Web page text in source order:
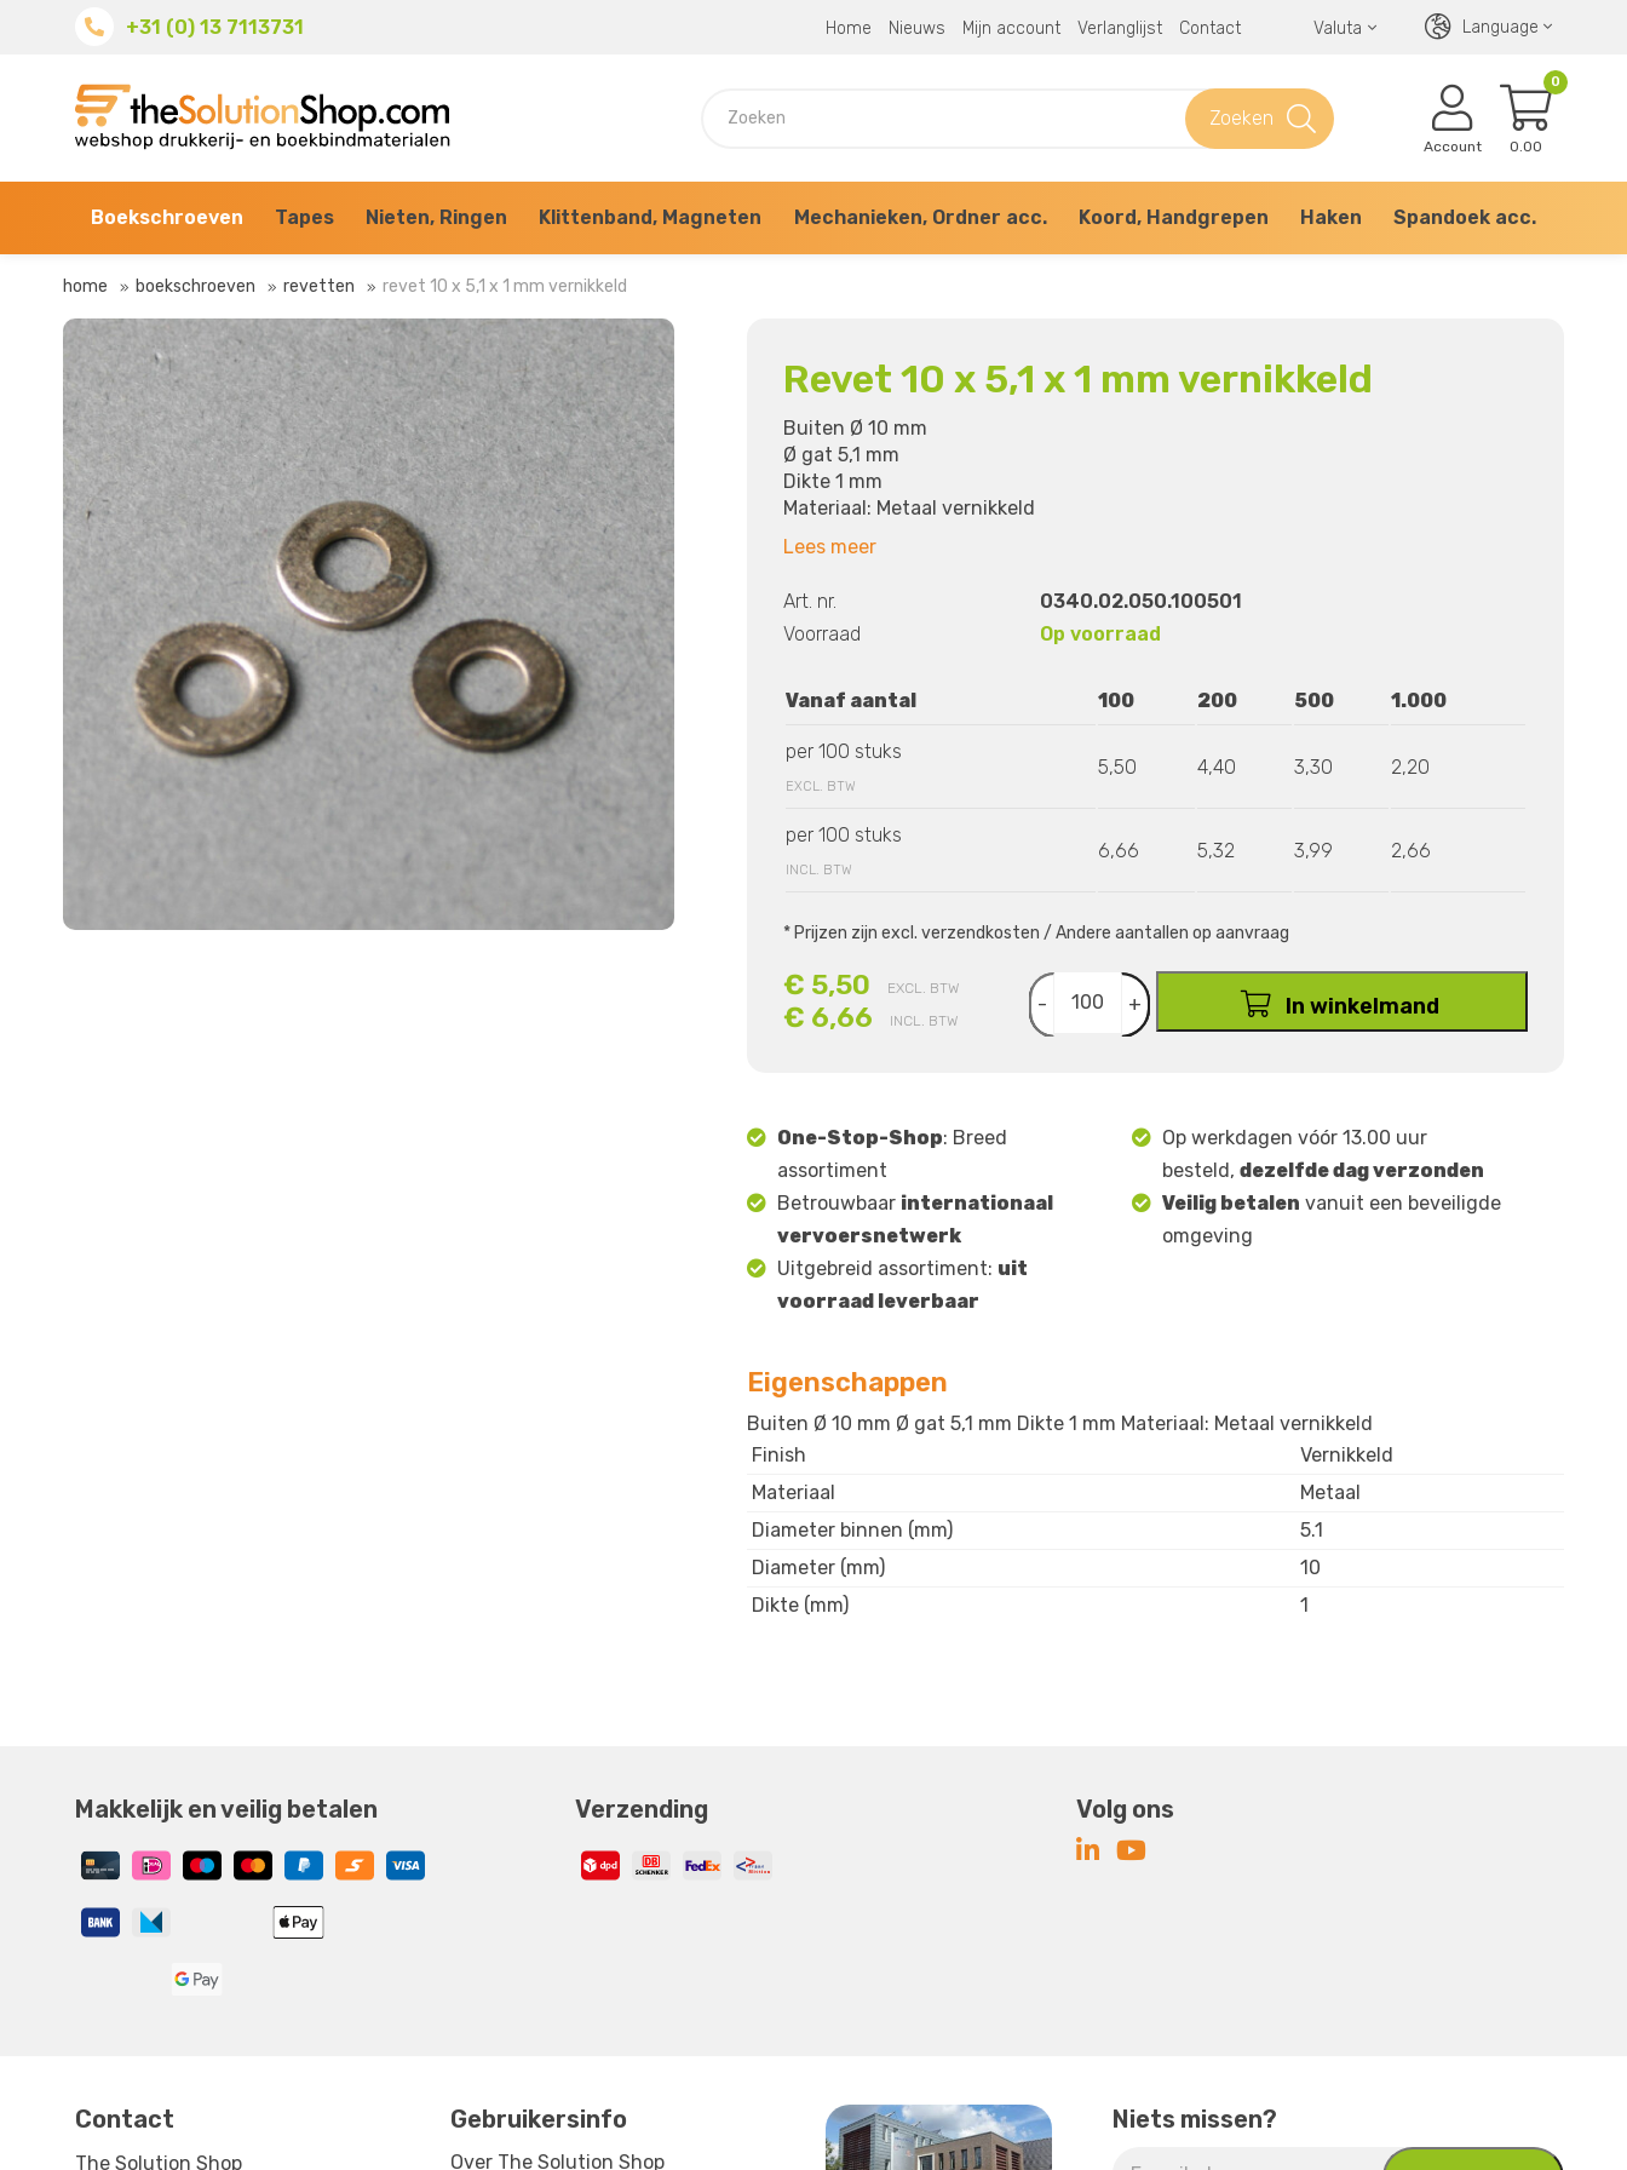
+31 (0) 13 7113731 Language
Valuta
Home Nieuws Mijn account Verlanglijst Contact
Zoeken
0
0.00
Account
Boekschroeven Tapes Nieten, Ringen Klittenband, Magneten Mechanieken, Ordner acc. Koord, Handgrepen Haken Spandoek acc.
home boekschroeven revetten revet 10 x 5,1 x 1 mm vernikkeld
Revet 10 x 5,1 x 1 mm vernikkeld
Buiten Ø 10 mm
Ø gat 5,1 mm
Dikte 1 mm
Materiaal: Metaal vernikkeld
Lees meer
Art. nr.
0340.02.050.100501
Voorraad
Op voorraad
Vanaf aantal 100 200 500 1.000
per 100 stuks
EXCL. BTW
5,50 4,40 3,30 2,20
per 100 stuks
INCL. BTW
6,66 5,32 3,99 2,66
* Prijzen zijn excl. verzendkosten / Andere aantallen op aanvraag
€ 5,50 EXCL. BTW
€ 6,66 INCL. BTW
- + In winkelmand
One-Stop-Shop: Breed
assortiment
Op werkdagen vóór 13.00 uur
besteld, dezelfde dag verzonden
Betrouwbaar internationaal
vervoersnetwerk
Veilig betalen vanuit een beveiligde
omgeving
Uitgebreid assortiment: uit
voorraad leverbaar
Eigenschappen
Buiten Ø 10 mm Ø gat 5,1 mm Dikte 1 mm Materiaal: Metaal vernikkeld
Finish
Vernikkeld
Materiaal
Metaal
Diameter binnen (mm)
5.1
Diameter (mm)
10
Dikte (mm)
1
Makkelijk en veilig betalen Verzending Volg ons
Contact
The Solution Shop
Gebruikersinfo
Over The Solution Shop
Niets missen?